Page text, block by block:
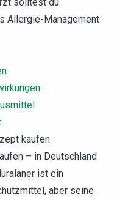
Allergie-Management
kaufen
– in Deutschland
ist ein
aber seine